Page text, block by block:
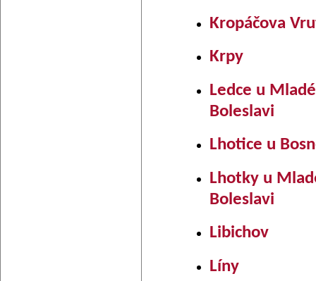
Kropáčova
Krpy
Ledce u Mladé
Boleslavi
Lhotice u
Lhotky u
Boleslavi
Libichov
Líny